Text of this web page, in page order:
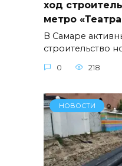
ход
метро
В Самаре
строительство
0 218
НОВОСТИ